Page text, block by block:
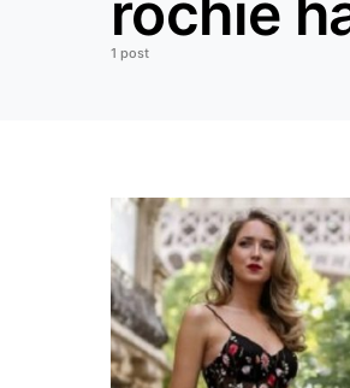
1 post